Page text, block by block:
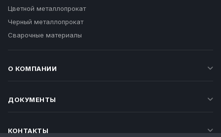
Цветной металлопрокат
Черный металлопрокат
Сварочные материалы
О КОМПАНИИ
ДОКУМЕНТЫ
КОНТАКТЫ